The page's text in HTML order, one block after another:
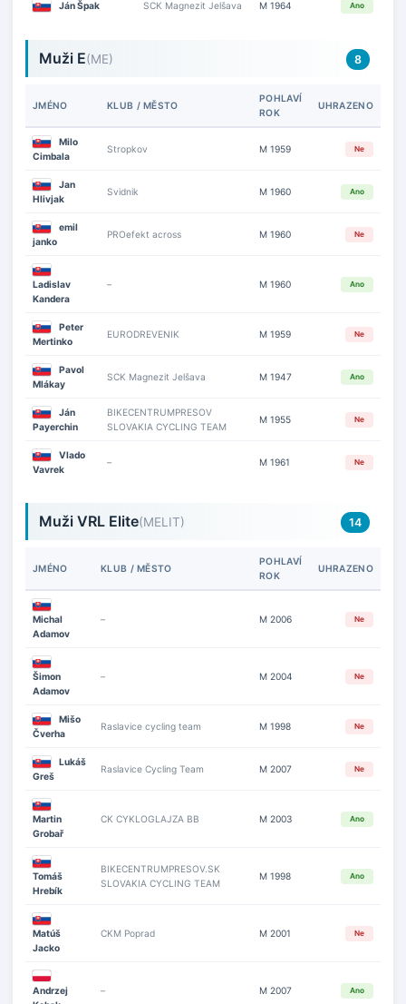
Ján Špak SCK Magnezit Jelšava M 1964 Ano
Muži E(ME) 8
JMÉNO KLUB / MĚSTO
POHLAVÍ
ROK
UHRAZENO
Milo
Cimbala
Stropkov M 1959 Ne
Jan
Hlivjak
Svidnik M 1960 Ano
emil
janko
PROefekt across M 1960 Ne
Ladislav
Kandera
– M 1960 Ano
Peter
Mertinko
EURODREVENIK M 1959 Ne
Pavol
Mlákay
SCK Magnezit Jelšava M 1947 Ano
Ján
Payerchin
BIKECENTRUMPRESOV
SLOVAKIA CYCLING TEAM
M 1955 Ne
Vlado
Vavrek
– M 1961 Ne
Muži VRL Elite(MELIT) 14
JMÉNO KLUB / MĚSTO
POHLAVÍ
ROK
UHRAZENO
Michal
Adamov
– M 2006 Ne
Šimon
Adamov
– M 2004 Ne
Mišo
Čverha
Raslavice cycling team M 1998 Ne
Lukáš
Greš
Raslavice Cycling Team M 2007 Ne
Martin
Grobař
CK CYKLOGLAJZA BB M 2003 Ano
Tomáš
Hrebík
BIKECENTRUMPRESOV.SK
SLOVAKIA CYCLING TEAM
M 1998 Ano
Matúš
Jacko
CKM Poprad M 2001 Ne
Andrzej
– M 2007 Ano